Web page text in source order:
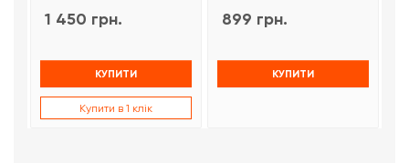
1 450 грн.
КУПИТИ
Купити в 1 клік
899 грн.
КУПИТИ